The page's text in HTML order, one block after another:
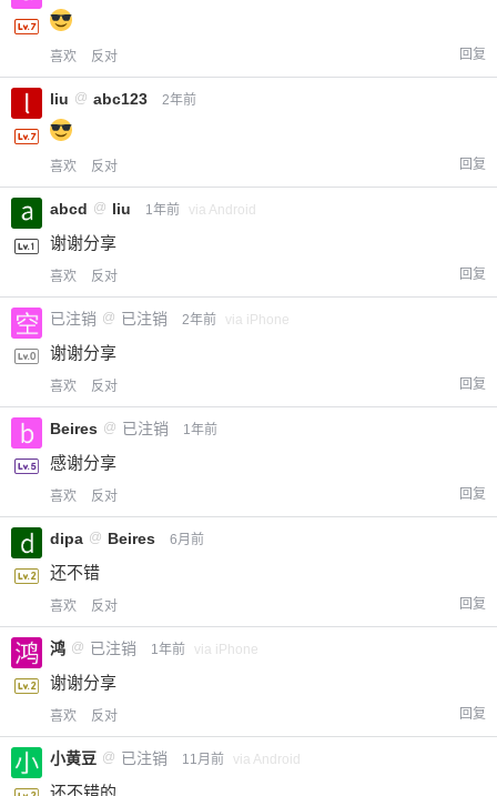
喜欢 反对 回复
liu @ abc123 2年前
喜欢 反对 回复
abcd @ liu 1年前 via Android
谢谢分享
喜欢 反对 回复
已注销 @ 已注销 2年前 via iPhone
谢谢分享
喜欢 反对 回复
Beires @ 已注销 1年前
感谢分享
喜欢 反对 回复
dipa @ Beires 6月前
还不错
喜欢 反对 回复
鸿 @ 已注销 1年前 via iPhone
谢谢分享
喜欢 反对 回复
小黄豆 @ 已注销 11月前 via Android